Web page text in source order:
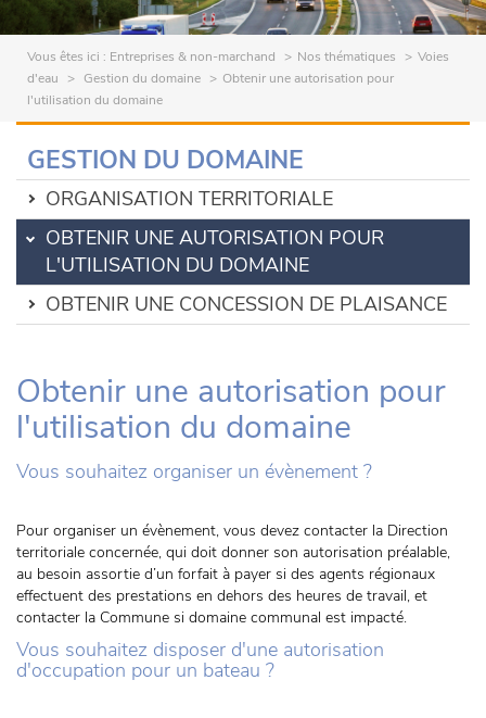
Vous êtes ici : Entreprises & non-marchand Nos thématiques
Voies
d'eau
Gestion du domaine
Obtenir une autorisation pour
l'utilisation du domaine
GESTION DU DOMAINE
ORGANISATION TERRITORIALE
OBTENIR UNE AUTORISATION POUR
L'UTILISATION DU DOMAINE
OBTENIR UNE CONCESSION DE PLAISANCE
Obtenir une autorisation pour
l'utilisation du domaine
Vous souhaitez organiser un évènement ?
Pour organiser un évènement, vous devez contacter la Direction
territoriale concernée, qui doit donner son autorisation préalable,
au besoin assortie d’un forfait à payer si des agents régionaux
effectuent des prestations en dehors des heures de travail, et
contacter la Commune si domaine communal est impacté.
Vous souhaitez disposer d'une autorisation
d'occupation pour un bateau ?